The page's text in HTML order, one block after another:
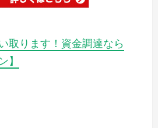
取ります！資金調達なら
】